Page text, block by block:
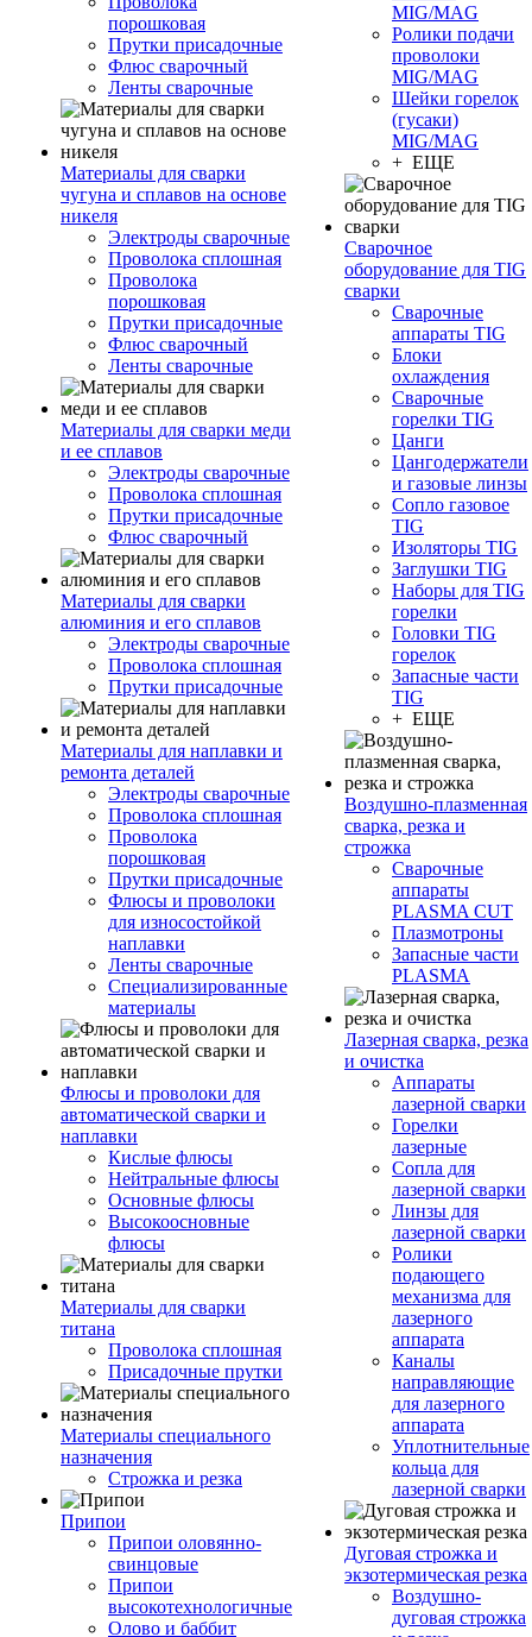
порошковая
Прутки присадочные
Флюс сварочный
Ленты сварочные
Материалы для сварки
чугуна и сплавов на основе
никеля
Электроды сварочные
Проволока сплошная
Проволока
порошковая
Прутки присадочные
Флюс сварочный
Ленты сварочные
Материалы для сварки меди
и ее сплавов
Электроды сварочные
Проволока сплошная
Прутки присадочные
Флюс сварочный
Материалы для сварки
алюминия и его сплавов
Электроды сварочные
Проволока сплошная
Прутки присадочные
Материалы для наплавки и
ремонта деталей
Электроды сварочные
Проволока сплошная
Проволока
порошковая
Прутки присадочные
Флюсы и проволоки
для износостойкой
наплавки
Ленты сварочные
Специализированные
материалы
Флюсы и проволоки для
автоматической сварки и
наплавки
Кислые флюсы
Нейтральные флюсы
Основные флюсы
Высокоосновные
флюсы
Материалы для сварки
титана
Проволока сплошная
Присадочные прутки
Материалы специального
назначения
Строжка и резка
Припои
Припои оловянно-
свинцовые
Припои
высокотехнологичные
Олово и баббит
MIG/MAG
Ролики подачи
проволоки
MIG/MAG
Шейки горелок
(гусаки)
MIG/MAG
+ ЕЩЕ
Сварочное
оборудование для TIG
сварки
Сварочные
аппараты TIG
Блоки
охлаждения
Сварочные
горелки TIG
Цанги
Цангодержатели
и газовые линзы
Сопло газовое
TIG
Изоляторы TIG
Заглушки TIG
Наборы для TIG
горелки
Головки TIG
горелок
Запасные части
TIG
+ ЕЩЕ
Воздушно-плазменная
сварка, резка и
строжка
Сварочные
аппараты
PLASMA CUT
Плазмотроны
Запасные части
PLASMA
Лазерная сварка, резка
и очистка
Аппараты
лазерной сварки
Горелки
лазерные
Сопла для
лазерной сварки
Линзы для
лазерной сварки
Ролики
подающего
механизма для
лазерного
аппарата
Каналы
направляющие
для лазерного
аппарата
Уплотнительные
кольца для
лазерной сварки
Дуговая строжка и
экзотермическая резка
Воздушно-
дуговая строжка